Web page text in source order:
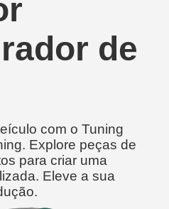
de
com o Tuning
Explore peças de
para criar uma
Eleve a sua